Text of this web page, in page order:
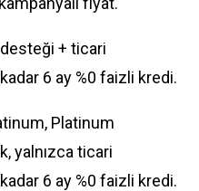
+ ticari
6 ay %0 faizli kredi.
Platinum
yalnızca ticari
6 ay %0 faizli kredi.